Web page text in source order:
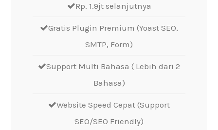
Rp. 1.9jt selanjutnya
Gratis Plugin Premium (Yoast SEO,
SMTP, Form)
Support Multi Bahasa ( Lebih dari 2
Bahasa)
Website Speed Cepat (Support
SEO/SEO Friendly)